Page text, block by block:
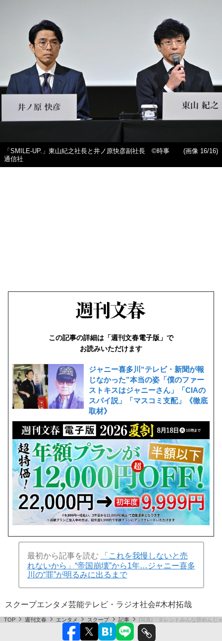
「SMILE-UP.」東山紀之社長と井ノ原快彦副社長 ©️時事
通信社
(画像 16/16)
この記事の詳細は「週刊文春電子版」で
お読みいただけます
ジャニー喜多川“テレビ・新聞が報
じなかった”本当の姿「僕のファー
ストキスはジャニーさん」「CIAの
スパイ説」「マスコミ支配」《徹底
取材》
最初から記事を読む
「これを我慢しないと売
れないから」“帝国崩壊”から1年…ジャニー喜多
川の“罪”が明るみに出るまで
スクープエンタメ芸能テレビ・ラジオ社会#木村拓哉
TOP 週刊文春 エンタメ スクープ 記事 [写真]「タレントみんな辞めんじ